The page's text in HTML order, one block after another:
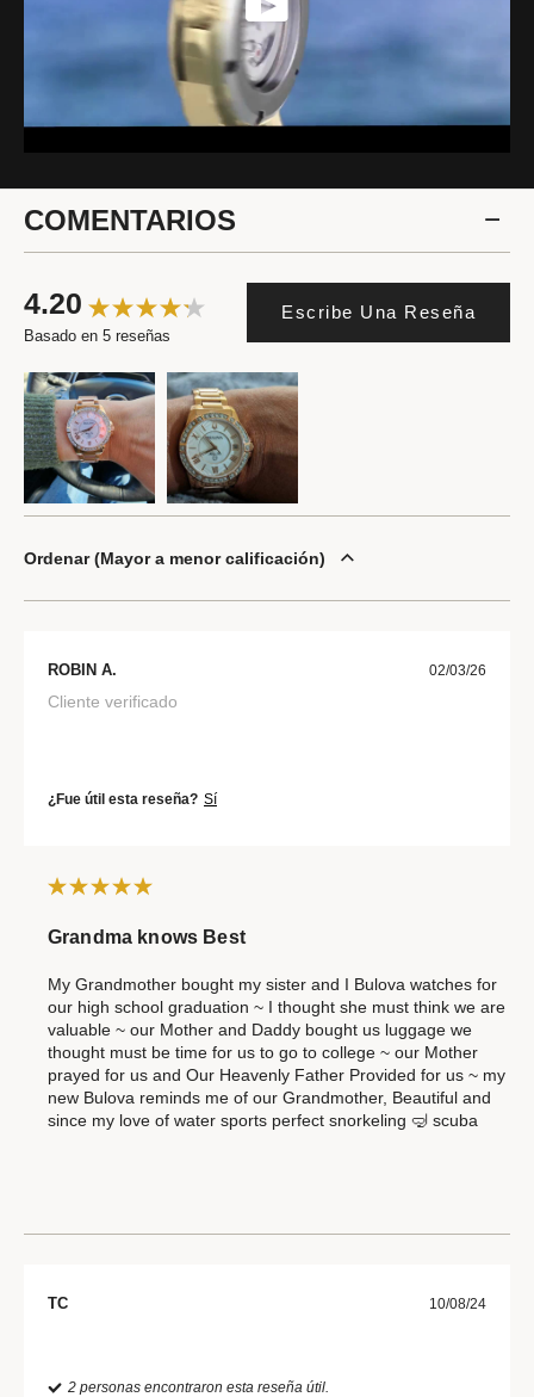
COMENTARIOS
4.20
Basado en 5 reseñas
Escribe Una Reseña
Ordenar Mayor a menor calificación
ROBIN A. 02/03/26
Cliente verificado
¿Fue útil esta reseña? Sí
Grandma knows Best
My Grandmother bought my sister and I Bulova watches for
our high school graduation ~ I thought she must think we are
valuable ~ our Mother and Daddy bought us luggage we
thought must be time for us to go to college ~ our Mother
prayed for us and Our Heavenly Father Provided for us ~ my
new Bulova reminds me of our Grandmother, Beautiful and
since my love of water sports perfect snorkeling 🤿 scuba
TC 10/08/24
2 personas encontraron esta reseña útil.